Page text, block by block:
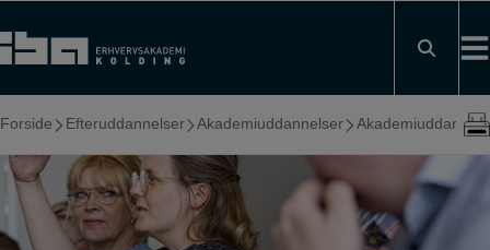
til
indholdet
Forside Efteruddannelser Akademiuddannelser